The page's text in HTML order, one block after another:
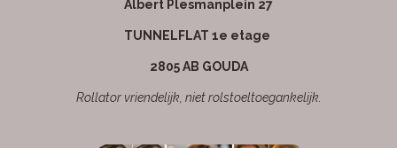
Albert Plesmanplein 27
TUNNELFLAT 1e etage
2805 AB GOUDA
Rollator vriendelijk, niet rolstoeltoegankelijk.